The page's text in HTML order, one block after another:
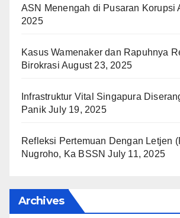
ASN Menengah di Pusaran Korupsi
2025
Kasus Wamenaker dan Rapuhnya
Birokrasi August 23, 2025
Infrastruktur Vital Singapura
Panik July 19, 2025
Refleksi Pertemuan Dengan Letjen
Nugroho, Ka BSSN July 11, 2025
Archives